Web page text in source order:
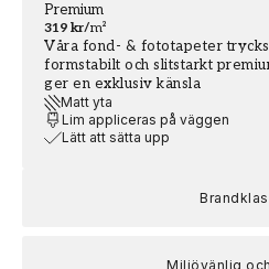
Premium
319 kr/m²
Våra fond- & fototapeter
formstabilt och slitstarkt
ger en exklusiv känsla
Matt yta
Lim appliceras på väggen
Lätt att sätta upp
Miljövänlig